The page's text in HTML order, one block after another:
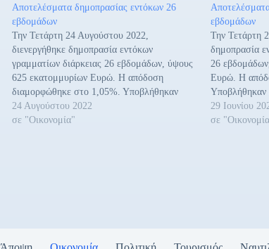
Αποτελέσματα δημοπρασίας εντόκων 26
εβδομάδων
Την Τετάρτη 24 Αυγούστου 2022,
διενεργήθηκε δημοπρασία εντόκων
γραμματίων διάρκειας 26 εβδομάδων, ύψους
625 εκατομμυρίων Ευρώ. Η απόδοση
διαμορφώθηκε στο 1,05%. Υποβλήθηκαν
συνολικές προσφορές ύψους 1.098
εκατομμυρίων Ευρώ, που υπερκά­λυψαν το
24 Αυγούστου 2022
σε "Οικονομία"
εβδομάδων
Την Τετάρτη
δημοπρασία
26
Ευρώ. Η
Υποβλήθηκαν
935
το ζητούμενο
29 Ιουνίου
σε